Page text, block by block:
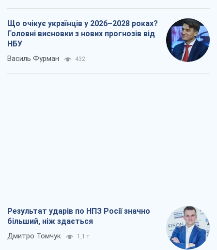
Що очікує українців у 2026–2028 роках?
Головні висновки з нових прогнозів від
НБУ
Василь Фурман 432
Результат ударів по НПЗ Росії значно
більший, ніж здається
Дмитро Томчук 1,1 т.